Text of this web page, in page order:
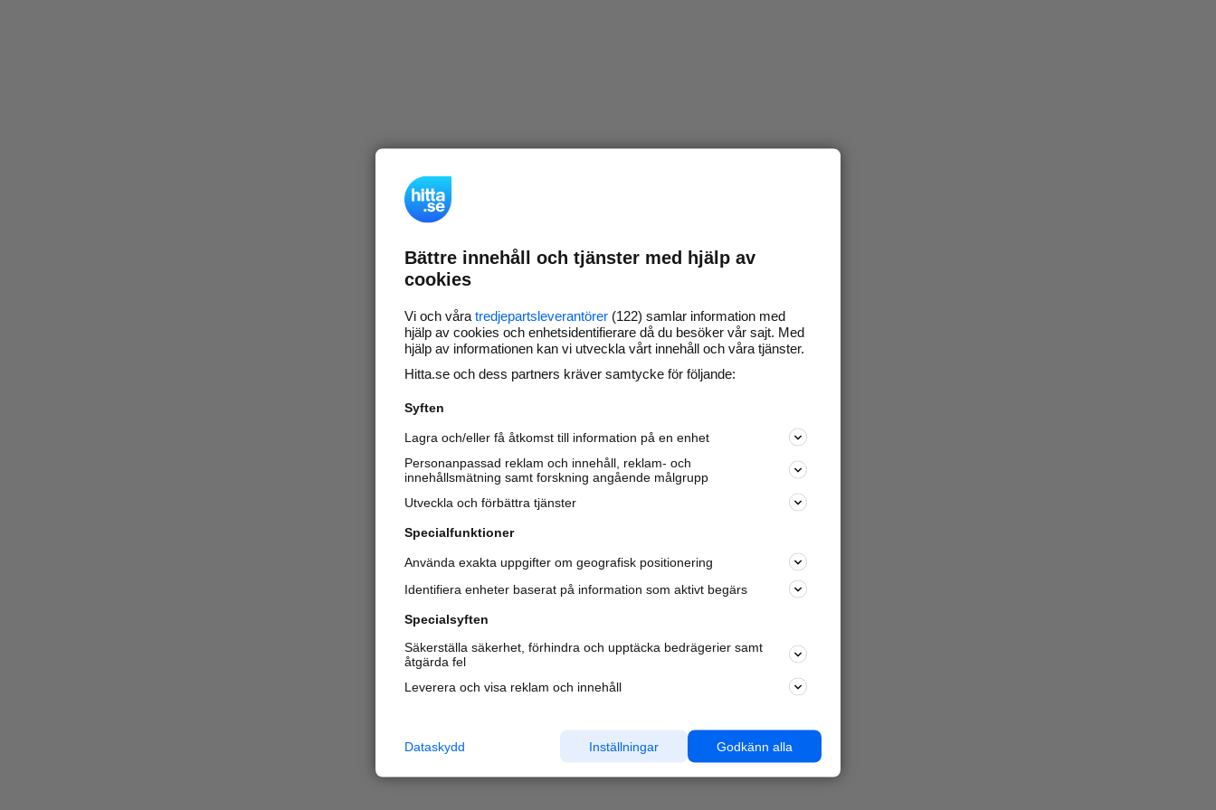
Bättre innehåll och tjänster med hjälp av
cookies
Vi och våra tredjepartsleverantörer (122) samlar information med
hjälp av cookies och enhetsidentifierare då du besöker vår sajt. Med
hjälp av informationen kan vi utveckla vårt innehåll och våra tjänster.
Hitta.se och dess partners kräver samtycke för följande:
Syften
Lagra och/eller få åtkomst till information på en enhet
Personanpassad reklam och innehåll, reklam- och
innehållsmätning samt forskning angående målgrupp
Utveckla och förbättra tjänster
Specialfunktioner
Använda exakta uppgifter om geografisk positionering
Identifiera enheter baserat på information som aktivt begärs
Specialsyften
Säkerställa säkerhet, förhindra och upptäcka bedrägerier samt
åtgärda fel
Leverera och visa reklam och innehåll
Godkänn alla
Inställningar
Dataskydd